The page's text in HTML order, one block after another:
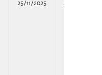
25/11/2025 Adjudicación